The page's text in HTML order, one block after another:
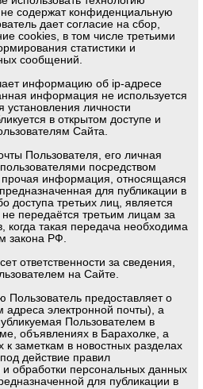
содержат конфиденциальную
дает согласие на сбор,
cookies, в том числе третьими
статистики и
сообщений.
информацию об ip-адресе
информация не используется
личности
в открытом доступе и
Сайта.
Пользователя, его личная
посредством
информация, относящаяся
для публикации в
доступа третьих лиц, является
передаётся третьим лицам за
когда такая передача необходима
закона РФ.
ответственности за сведения,
на Сайте.
предоставляет о
адреса электронной почты), а
Пользователем в
объявлениях в Барахолке, а
к заметкам в новостных разделах
действие правил
обработки персональных данных
для публикации в